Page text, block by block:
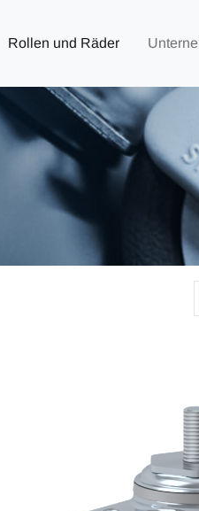
Rollen und Räder